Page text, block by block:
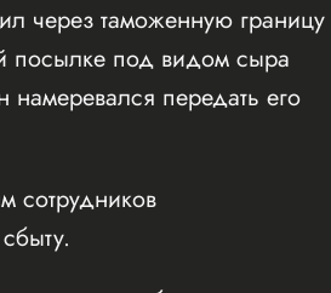
через таможенную границу
посылке под видом сыра
передать его
сотрудников